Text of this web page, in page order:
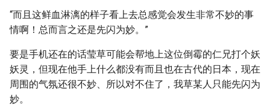
“而且这鲜血淋漓的样子看上去总感觉会发生非常不妙的事
情啊！总而言之还是先闪为妙。”
要是手机还在的话莹草可能会帮地上这位倒霉的仁兄打个妖
妖灵，但现在他手上什么都没有而且也在古代的日本，现在
周围的气氛还很不妙、所以对不住了，我草某人只能先闪为
妙。